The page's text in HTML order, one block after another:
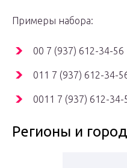
Примеры набора:
00 7 (937) 612-34-56
011 7 (937) 612-34-
0011 7 (937) 612-34-
Регионы и